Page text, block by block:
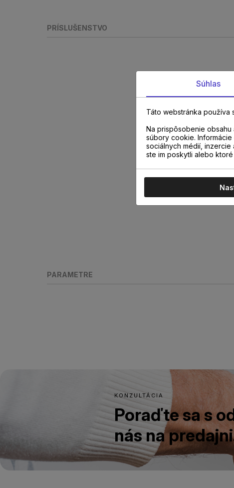
PRÍSLUŠENSTVO
PARAMETRE
KONZULTÁCIA
Poraďte sa s
nás na
Súhlas
Táto webstránka používa
Na prispôsobenie
súbory cookie.
sociálnych médií, inzercie
ste im poskytli alebo